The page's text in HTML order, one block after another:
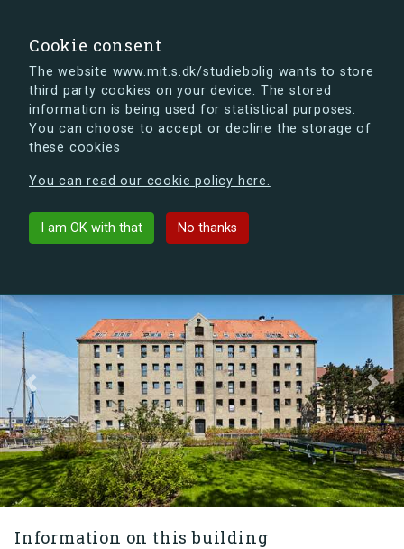
Cookie consent
The website www.mit.s.dk/studiebolig wants to store
third party cookies on your device. The stored
information is being used for statistical purposes.
You can choose to accept or decline the storage of
these cookies
You can read our cookie policy here.
I am OK with that No thanks
s.dk is getting a new look soon. If you're curious, you
can already take a peek at what the new s.dk will look
List buildings Bodenhoffs Plads
Previous Next
Information on this building